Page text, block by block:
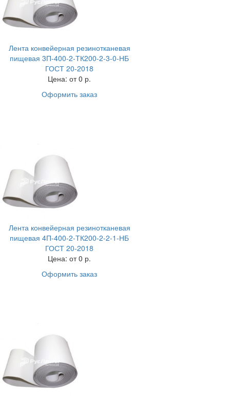
Лента конвейерная резинотканевая
пищевая 3П-400-2-ТК200-2-3-0-НБ
ГОСТ 20-2018
Цена: от 0 р.
Оформить заказ
Лента конвейерная резинотканевая
пищевая 4П-400-2-ТК200-2-2-1-НБ
ГОСТ 20-2018
Цена: от 0 р.
Оформить заказ